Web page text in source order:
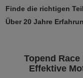
Finde die richtigen
Über 20 Jahre
Topend
Effektive